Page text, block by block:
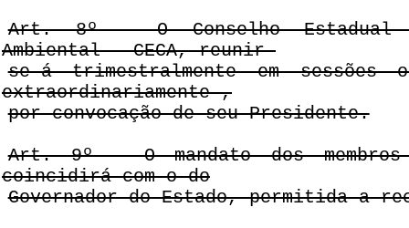
Art. 8º - O Conselho Estadual
Ambiental - CECA, reunir-
se-á trimestralmente em sessões
extraordinariamente ,
por convocação de seu Presidente.
Art. 9º - O mandato dos membros
coincidirá com o do
Governador do Estado, permitida a